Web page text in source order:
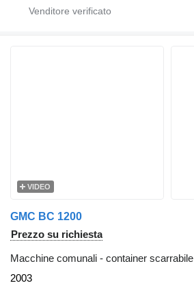
VIDEO
GMC BC 1200
Prezzo su richiesta
Macchine comunali - container scarrabile
2003